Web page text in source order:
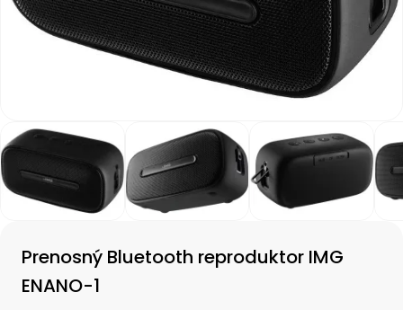
Item
1
of
8
Prenosný Bluetooth reproduktor IMG
ENANO-1